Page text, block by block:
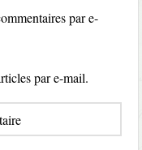
par e-
par e-mail.